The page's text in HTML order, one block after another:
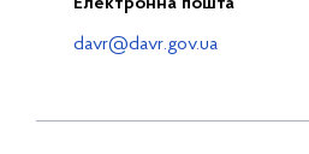
davr@davr.gov.ua